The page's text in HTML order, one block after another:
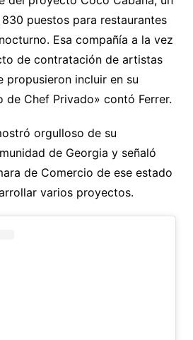
puestos para restaurantes
Esa compañía a la vez
de contratación de artistas
propusieron incluir en su
de Chef Privado» contó Ferrer.
orgulloso de su
de Georgia y señaló
de Comercio de ese estado
varios proyectos.